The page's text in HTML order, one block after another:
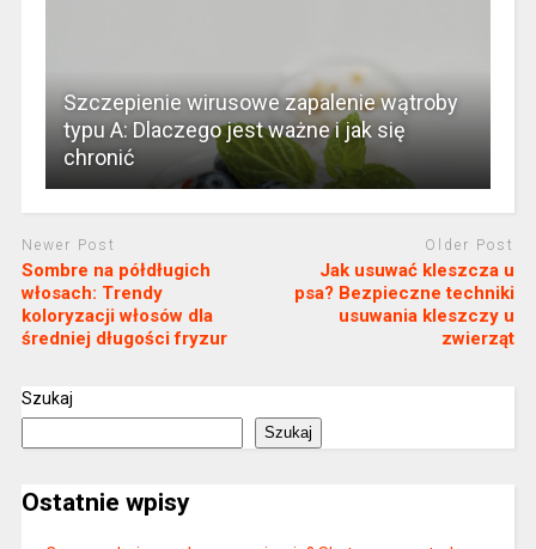
Szczepienie wirusowe zapalenie wątroby
typu A: Dlaczego jest ważne i jak się
chronić
Newer Post
Sombre na półdługich
włosach: Trendy
koloryzacji włosów dla
średniej długości fryzur
Older Post
Jak usuwać kleszcza u
psa? Bezpieczne techniki
usuwania kleszczy u
zwierząt
Szukaj
Szukaj
Ostatnie wpisy